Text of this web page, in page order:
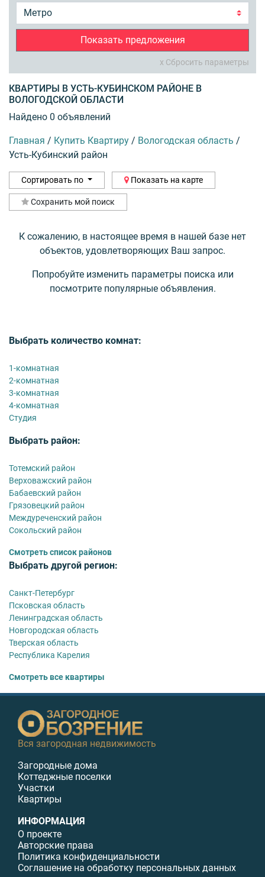
Показать предложения
x Сбросить параметры
КВАРТИРЫ В УСТЬ-КУБИНСКОМ РАЙОНЕ В
ВОЛОГОДСКОЙ ОБЛАСТИ
Найдено 0 объявлений
Главная / Купить Квартиру / Вологодская область /
Усть-Кубинский район
Сортировать по Показать на карте
Сохранить мой поиск
К сожалению, в настоящее время в нашей базе нет
объектов, удовлетворяющих Ваш запрос.
Попробуйте изменить параметры поиска или
посмотрите популярные объявления.
Выбрать количество комнат:
1-комнатная
2-комнатная
3-комнатная
4-комнатная
Студия
Выбрать район:
Тотемский район
Верховажский район
Бабаевский район
Грязовецкий район
Междуреченский район
Сокольский район
Смотреть список районов
Выбрать другой регион:
Санкт-Петербург
Псковская область
Ленинградская область
Новгородская область
Тверская область
Республика Карелия
Смотреть все квартиры
Вся загородная недвижимость
Загородные дома
Коттеджные поселки
Участки
Квартиры
ИНФОРМАЦИЯ
О проекте
Авторские права
Политика конфиденциальности
Соглашение на обработку персональных данных